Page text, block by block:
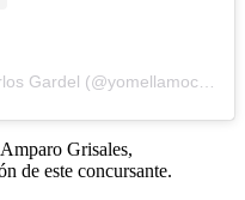
Grisales,
de este concursante.